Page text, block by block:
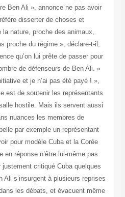
Ben Ali », annonce ne pas avoir
disserter de choses et
la nature, proche des animaux,
proche du régime », déclare-t-il,
qu’on lui prête de passer pour
de défenseurs de Ben Ali. «
et je n’ai pas été payé ! »,
est de soutenir les représentants
hostile. Mais ils servent aussi
nuances les membres de
par exemple un représentant
pour modèle Cuba et la Corée
en réponse n’être lui-même pas
critiqué Cuba quelques
s’insurgent à plusieurs reprises
les débats, et évacuent même